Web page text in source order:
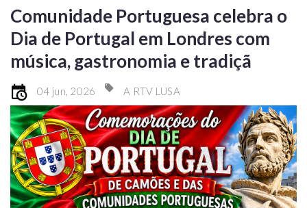
Comunidade Portuguesa celebra o
Dia de Portugal em Londres com
música, gastronomia e tradiçã
04 jun, 2026 A RTV LUSA